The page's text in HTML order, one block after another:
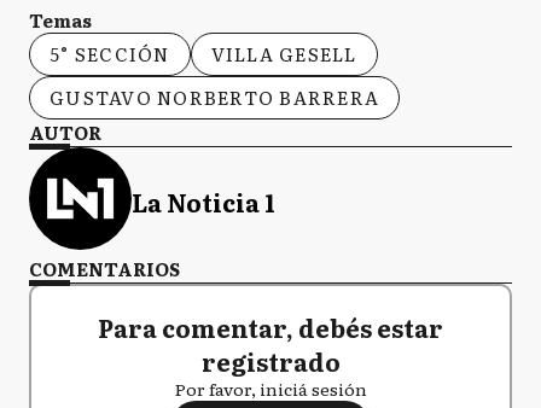
Temas
5° SECCIÓN
VILLA GESELL
GUSTAVO NORBERTO BARRERA
AUTOR
La Noticia 1
COMENTARIOS
Para comentar, debés estar
registrado
Por favor, iniciá sesión